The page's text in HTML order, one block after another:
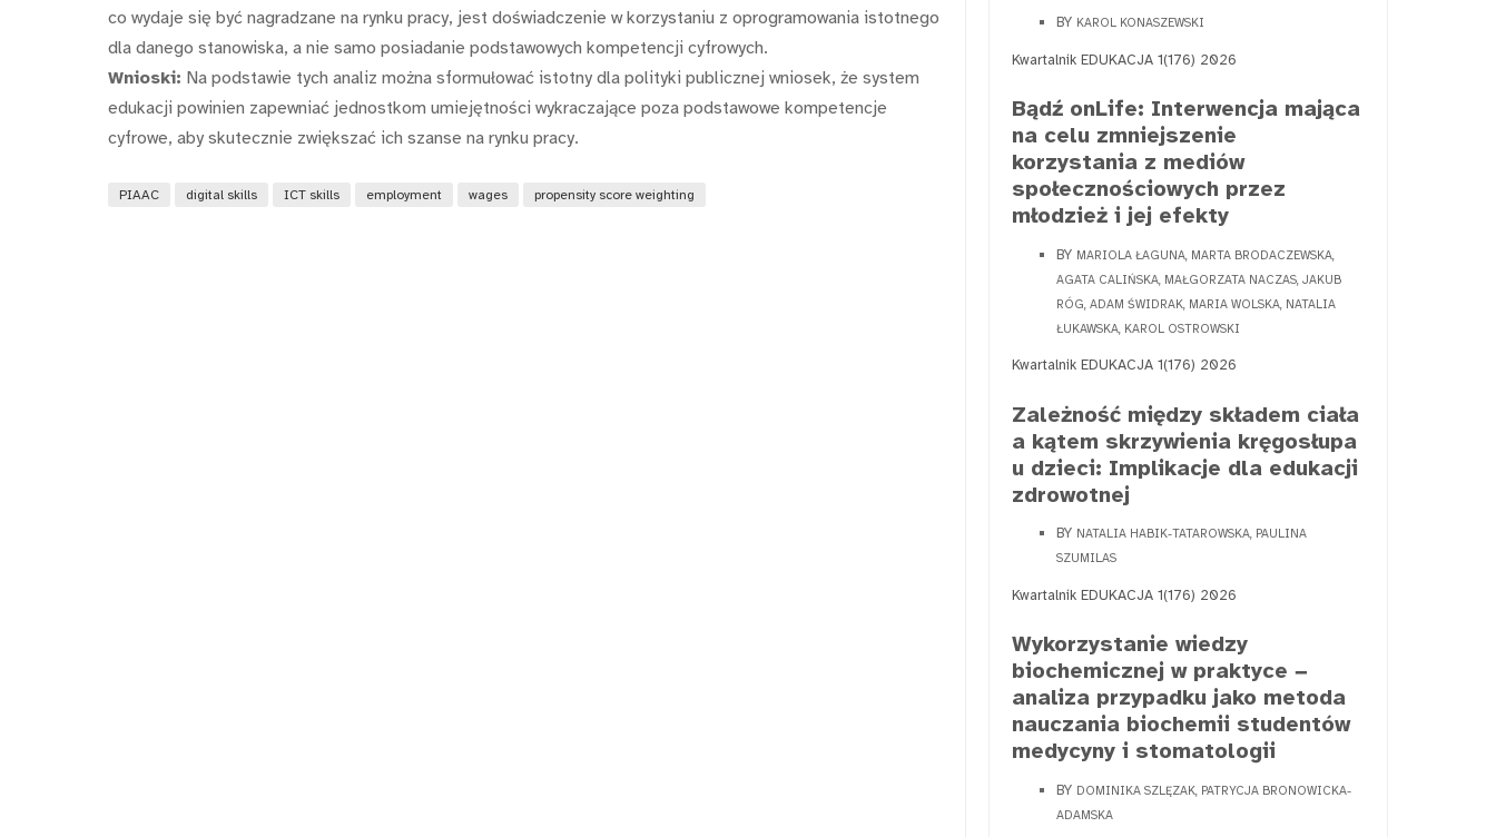
co wydaje się być nagradzane na rynku pracy, jest doświadczenie w korzystaniu z oprogramowania istotnego
dla danego stanowiska, a nie samo posiadanie podstawowych kompetencji cyfrowych.
Wnioski: Na podstawie tych analiz można sformułować istotny dla polityki publicznej wniosek, że system
edukacji powinien zapewniać jednostkom umiejętności wykraczające poza podstawowe kompetencje
cyfrowe, aby skutecznie zwiększać ich szanse na rynku pracy.
PIAAC digital skills ICT skills employment wages propensity score weighting
BY KAROL KONASZEWSKI
Kwartalnik EDUKACJA 1(176) 2026
Bądź onLife: Interwencja mająca
na celu zmniejszenie
korzystania z mediów
społecznościowych przez
młodzież i jej efekty
BY MARIOLA ŁAGUNA, MARTA BRODACZEWSKA,
AGATA CALIŃSKA, MAŁGORZATA NACZAS, JAKUB
RÓG, ADAM ŚWIDRAK, MARIA WOLSKA, NATALIA
ŁUKAWSKA, KAROL OSTROWSKI
Kwartalnik EDUKACJA 1(176) 2026
Zależność między składem ciała
a kątem skrzywienia kręgosłupa
u dzieci: Implikacje dla edukacji
zdrowotnej
BY NATALIA HABIK-TATAROWSKA, PAULINA
SZUMILAS
Kwartalnik EDUKACJA 1(176) 2026
Wykorzystanie wiedzy
biochemicznej w praktyce −
analiza przypadku jako metoda
nauczania biochemii studentów
medycyny i stomatologii
BY DOMINIKA SZLĘZAK, PATRYCJA BRONOWICKA-
ADAMSKA